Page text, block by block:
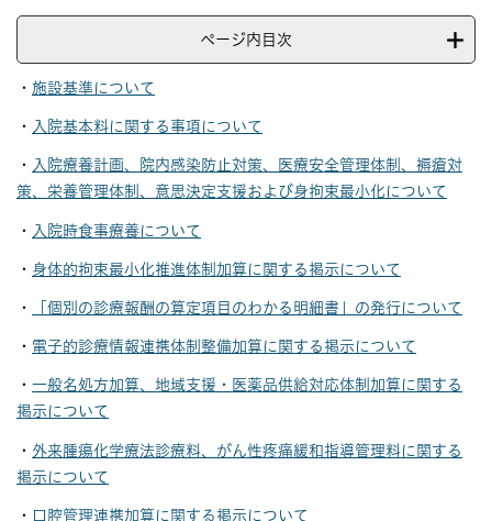
ページ内目次
・ 施設基準について
・ 入院基本料に関する事項について
・ 入院療養計画、院内感染防止対策、医療安全管理体制、褥瘡対
策、栄養管理体制、意思決定支援および身拘束最小化について
・ 入院時食事療養について
・ 身体的拘束最小化推進体制加算に関する掲示について
・ 「個別の診療報酬の算定項目のわかる明細書」の発行について
・ 電子的診療情報連携体制整備加算に関する掲示について
・ 一般名処方加算、地域支援・医薬品供給対応体制加算に関する
掲示について
・ 外来腫瘍化学療法診療料、がん性疼痛緩和指導管理料に関する
掲示について
・ 口腔管理連携加算に関する掲示について